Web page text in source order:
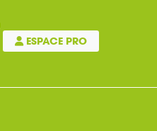
ESPACE PRO